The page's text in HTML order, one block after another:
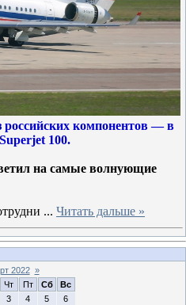
российских компонентов — в
100.
на самые волнующие
... Читать дальше »
2022 »
Чт Пт Сб
Вс
3 4 5 6